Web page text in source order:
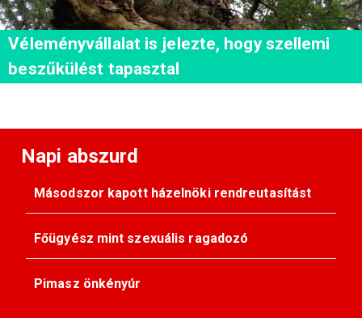
Véleményvállalat is jelezte, hogy szellemi
beszűkülést tapasztal
Napi abszurd
Másodszor kapott házelnöki rendreutasítást
Főügyész mint szexuális ragadozó
Pimasz önkényúr